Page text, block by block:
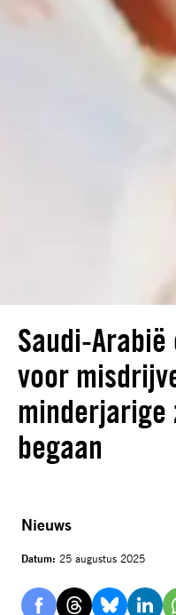
Nieuws
Datum: 25 augustus 2025
Saudi-
voor
minderjarige
begaan